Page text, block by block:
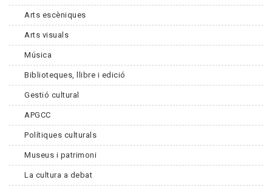
Arts escèniques
Arts visuals
Música
Biblioteques, llibre i edició
Gestió cultural
APGCC
Polítiques culturals
Museus i patrimoni
La cultura a debat